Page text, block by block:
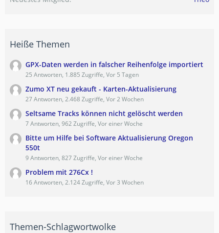
Heiße Themen
GPX-Daten werden in falscher Reihenfolge importiert
25 Antworten, 1.885 Zugriffe, Vor 5 Tagen
Zumo XT neu gekauft - Karten-Aktualisierung
27 Antworten, 2.468 Zugriffe, Vor 2 Wochen
Seltsame Tracks können nicht gelöscht werden
7 Antworten, 962 Zugriffe, Vor einer Woche
Bitte um Hilfe bei Software Aktualisierung Oregon
550t
9 Antworten, 827 Zugriffe, Vor einer Woche
Problem mit 276Cx !
16 Antworten, 2.124 Zugriffe, Vor 3 Wochen
Themen-Schlagwortwolke